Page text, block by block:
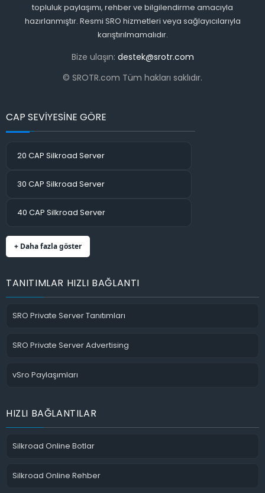
topluluk paylaşımı, rehber ve bilgilendirme amacıyla
hazırlanmıştır. Resmi SRO hizmetleri veya sağlayıcılarıyla
karıştırılmamalıdır.
Bize ulaşın: destek@srotr.com
© SROTR.com Tüm hakları saklıdır.
CAP SEVİYESİNE GÖRE
20 CAP Silkroad Server
30 CAP Silkroad Server
40 CAP Silkroad Server
+ Daha fazla göster
TANITIMLAR HIZLI BAĞLANTI
SRO Private Server Tanıtımları
SRO Private Server Advertising
vSro Paylaşımları
HIZLI BAĞLANTILAR
Silkroad Online Botlar
Silkroad Online Rehber